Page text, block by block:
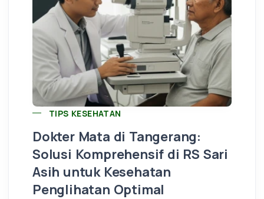
TIPS KESEHATAN
Dokter Mata di Tangerang:
Solusi Komprehensif di RS Sari
Asih untuk Kesehatan
Penglihatan Optimal